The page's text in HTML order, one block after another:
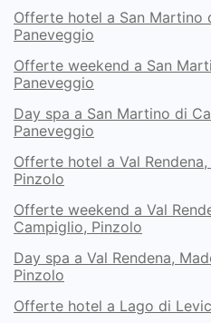
Offerte hotel a San Martino
Paneveggio
Offerte weekend a San
Paneveggio
Day spa a San Martino di
Paneveggio
Offerte hotel a Val
Pinzolo
Offerte weekend a Val
Campiglio, Pinzolo
Day spa a Val Rendena,
Pinzolo
Offerte hotel a Lago di